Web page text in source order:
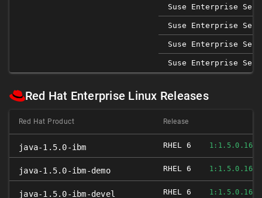
Suse Enterprise
Suse Enterprise
Suse Enterprise
Suse Enterprise
Red Hat Enterprise Linux Releases
Red Hat Product Release
java-1.5.0-ibm RHEL 6
java-1.5.0-ibm-demo RHEL 6
java-1.5.0-ibm-devel RHEL 6